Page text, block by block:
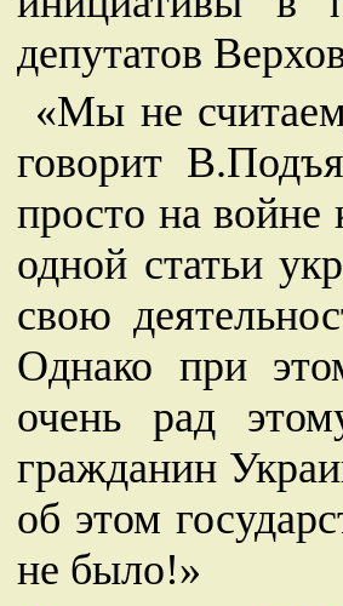
депутатов
«Мы не
говорит
просто на
одной статьи
свою
Однако при
очень рад
гражданин
об этом
не было!»